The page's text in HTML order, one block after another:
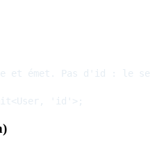
et émet. Pas d'id : le